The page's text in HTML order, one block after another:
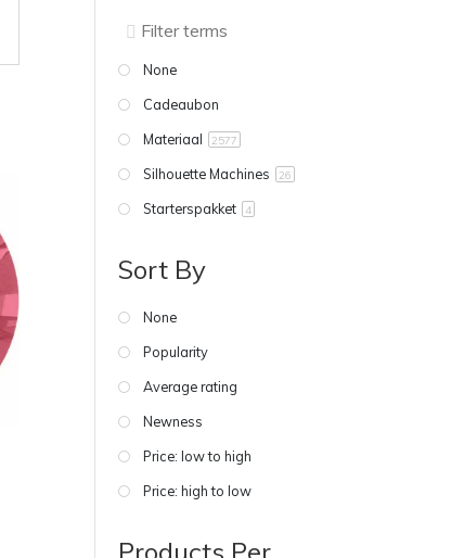
None
Cadeaubon
Materiaal
2577
Silhouette Machines 26
Starterspakket 4
Sort By
None
Popularity
Average rating
Newness
Price: low to high
Price: high to low
Products Per